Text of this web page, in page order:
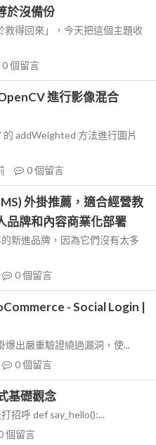
於沒備份
得回來」，今天把這個主題收
0個留言
進行影像混合
addWeighted 方法進行圖片
0個留言
外掛推薦，適合經營教
品牌和內容商業化部署
新進品牌，因為它們沒有太多
0個留言
- Social Login |
出嚴重驗證繞過漏洞，使...
0個留言
基礎觀念
招呼 def say_hello():...
個留言